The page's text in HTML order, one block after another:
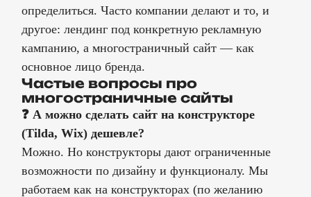
определиться. Часто компании делают и то, и
другое: лендинг под конкретную рекламную
кампанию, а многостраничный сайт — как
основное лицо бренда.
Частые вопросы про
многостраничные сайты
❓ А можно сделать сайт на конструкторе
(Tilda, Wix) дешевле?
Можно. Но конструкторы дают ограниченные
возможности по дизайну и функционалу. Мы
работаем как на конструкторах (по желанию